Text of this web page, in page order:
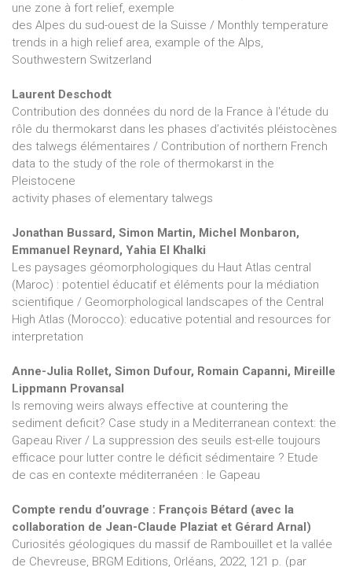
une zone à fort relief, exemple
des Alpes du sud-ouest de la Suisse / Monthly temperature
trends in a high relief area, example of the Alps,
Southwestern Switzerland
Laurent Deschodt
Contribution des données du nord de la France à l'étude du
rôle du thermokarst dans les phases d’activités pléistocènes
des talwegs élémentaires / Contribution of northern French
data to the study of the role of thermokarst in the
Pleistocene
activity phases of elementary talwegs
Jonathan Bussard, Simon Martin, Michel Monbaron,
Emmanuel Reynard, Yahia El Khalki
Les paysages géomorphologiques du Haut Atlas central
(Maroc) : potentiel éducatif et éléments pour la médiation
scientifique / Geomorphological landscapes of the Central
High Atlas (Morocco): educative potential and resources for
interpretation
Anne-Julia Rollet, Simon Dufour, Romain Capanni, Mireille
Lippmann Provansal
Is removing weirs always effective at countering the
sediment deficit? Case study in a Mediterranean context: the
Gapeau River / La suppression des seuils est-elle toujours
efficace pour lutter contre le déficit sédimentaire ? Etude
de cas en contexte méditerranéen : le Gapeau
Compte rendu d’ouvrage : François Bétard (avec la
collaboration de Jean-Claude Plaziat et Gérard Arnal)
Curiosités géologiques du massif de Rambouillet et la vallée
de Chevreuse, BRGM Editions, Orléans, 2022, 121 p. (par